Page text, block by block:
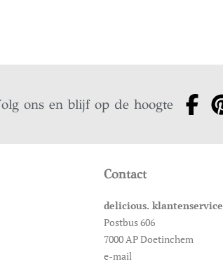
ons en blijf op de hoogte
Contact
delicious. klantenservice
Postbus 606
7000 AP Doetinchem
e-mail